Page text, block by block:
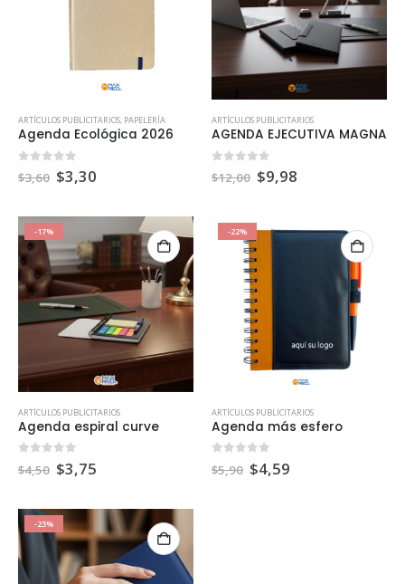
ARTÍCULOS PUBLICITARIOS, PAPELERÍA
Agenda Ecológica 2026
out of 5
$3,60 $3,30
ARTÍCULOS PUBLICITARIOS
AGENDA EJECUTIVA MAGNA
out of 5
$12,00 $9,98
-17%
ARTÍCULOS PUBLICITARIOS
Agenda espiral curve
out of 5
$4,50 $3,75
-22%
ARTÍCULOS PUBLICITARIOS
Agenda más esfero
out of 5
$5,90 $4,59
-23%